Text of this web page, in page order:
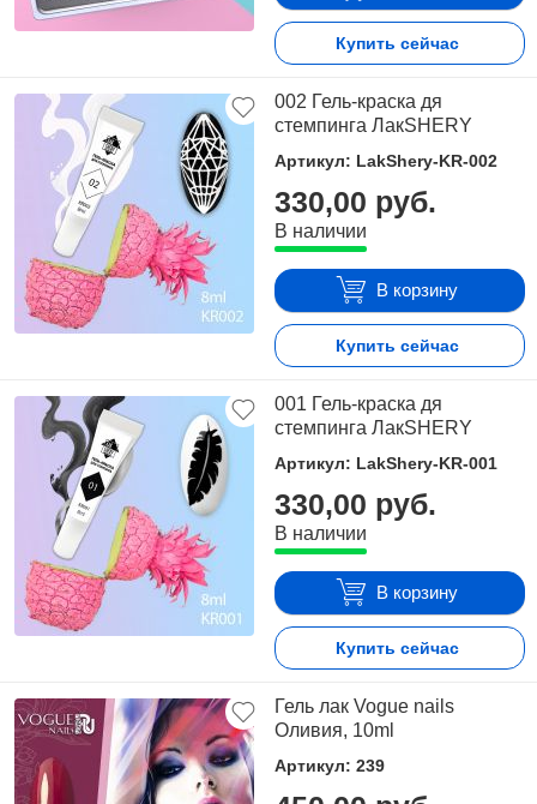
Купить сейчас
002 Гель-краска дя
стемпинга ЛакSHERY
Артикул: LakShery-KR-002
330,00 руб.
В наличии
В корзину
Купить сейчас
001 Гель-краска дя
стемпинга ЛакSHERY
Артикул: LakShery-KR-001
330,00 руб.
В наличии
В корзину
Купить сейчас
Гель лак Vogue nails
Оливия, 10ml
Артикул: 239